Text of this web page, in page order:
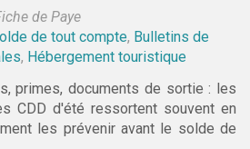
de Paye
de tout compte, Bulletins de
, Hébergement touristique
primes, documents de sortie : les
CDD d'été ressortent souvent en
les prévenir avant le solde de